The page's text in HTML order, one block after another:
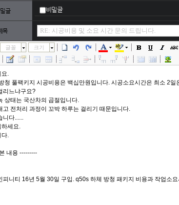
글 비밀글
목
글꼴 크기